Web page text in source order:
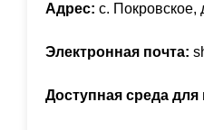
Адрес: с. Покровское,
Электронная почта:
Доступная среда